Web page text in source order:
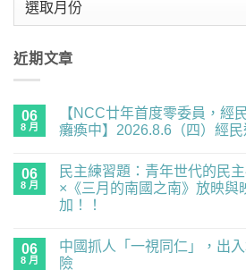
近期文章
06
8 月
【NCC廿年首度零委員，經
癱瘓中】2026.8.6（四）經
廿
首
度
員，
經
民
留
言
06
8 月
民主練習題：青年世代的民
×《三月的南國之南》放映與
加！！
主
練
習
留
言
06
8 月
中國抓人「一視同仁」，出
險